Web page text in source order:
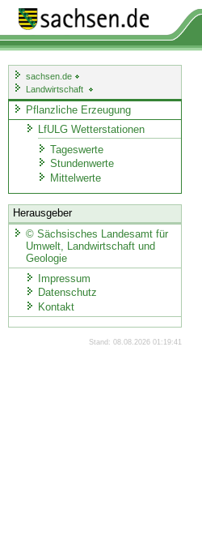
sachsen.de
Landwirtschaft
Pflanzliche Erzeugung
LfULG Wetterstationen
Tageswerte
Stundenwerte
Mittelwerte
Herausgeber
©Sächsisches Landesamt für
Umwelt, Landwirtschaft und
Geologie
Impressum
Datenschutz
Kontakt
Stand: 08.08.2026 01:19:41